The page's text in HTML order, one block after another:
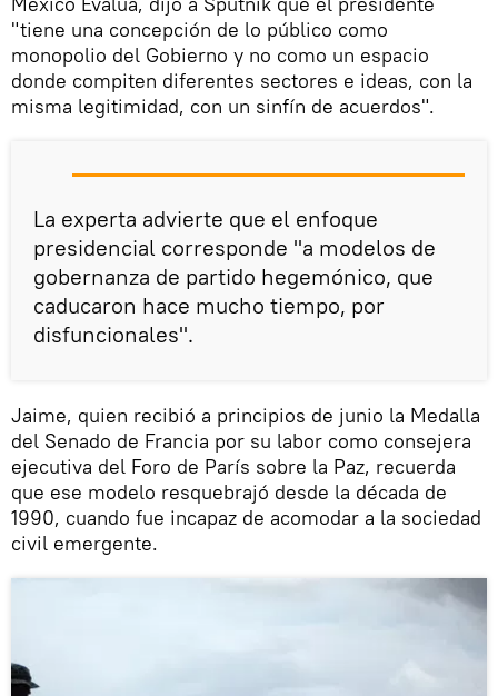
"tiene una concepción de lo público como
monopolio del Gobierno y no como un espacio
donde compiten diferentes sectores e ideas, con la
misma legitimidad, con un sinfín de acuerdos".
La experta advierte que el enfoque
presidencial corresponde "a modelos de
gobernanza de partido hegemónico, que
caducaron hace mucho tiempo, por
disfuncionales".
Jaime, quien recibió a principios de junio la Medalla
del Senado de Francia por su labor como consejera
ejecutiva del Foro de París sobre la Paz, recuerda
que ese modelo resquebrajó desde la década de
1990, cuando fue incapaz de acomodar a la sociedad
civil emergente.